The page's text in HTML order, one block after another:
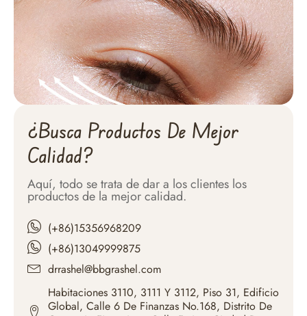
¿Busca Productos De Mejor
Calidad?
Aquí, todo se trata de dar a los clientes los
productos de la mejor calidad.
(+86)15356968209
(+86)13049999875
drrashel@bbgrashel.com
Habitaciones 3110, 3111 Y 3112, Piso 31, Edificio
Global, Calle 6 De Finanzas No.168, Distrito De